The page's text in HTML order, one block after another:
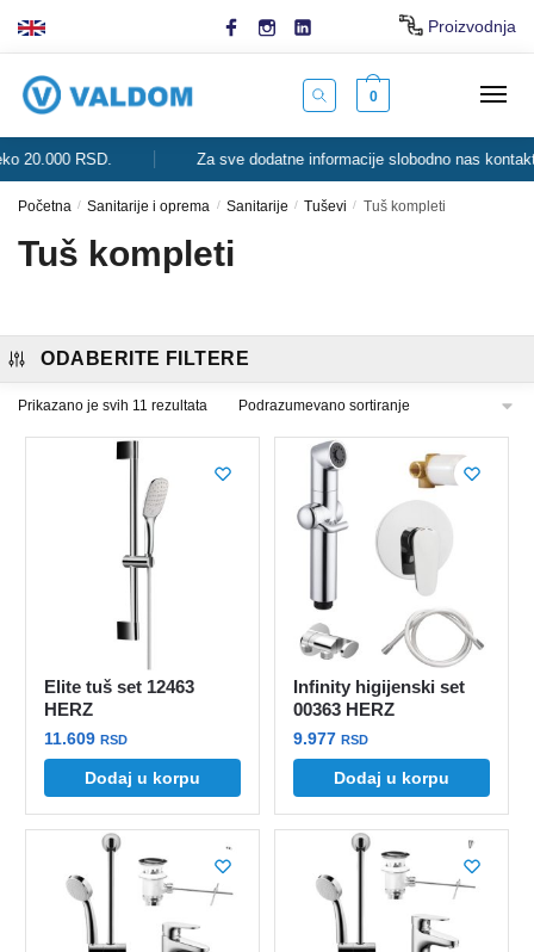
Proizvodnja
0
RSD. Za sve dodatne informacije slobodno nas
Početna / Sanitarije i oprema / Sanitarije / Tuševi / Tuš kompleti
Tuš kompleti
ODABERITE FILTERE
Prikazano je svih 11 rezultata
Elite tuš set 12463
HERZ
11.609RSD
Dodaj u korpu
Infinity higijenski set
00363 HERZ
9.977RSD
Dodaj u korpu